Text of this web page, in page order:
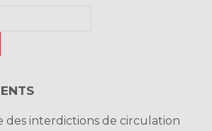
des interdictions de circulation